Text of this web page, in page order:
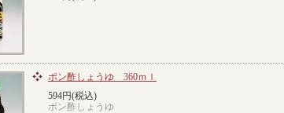
ポン酢しょうゆ 360ｍｌ
594円(税込)
ポン酢しょうゆ